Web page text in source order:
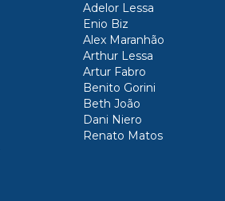
Adelor Lessa
Enio Biz
Alex Maranhão
Arthur Lessa
Artur Fabro
Benito Gorini
Beth João
Dani Niero
Renato Matos